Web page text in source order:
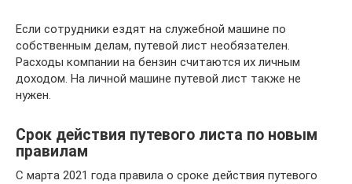
Если сотрудники ездят на служебной машине по
собственным делам, путевой лист необязателен.
Расходы компании на бензин считаются их личным
доходом. На личной машине путевой лист также не
нужен.
Срок действия путевого листа по новым
правилам
С марта 2021 года правила о сроке действия путевого